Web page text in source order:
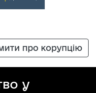
про корупцію
у